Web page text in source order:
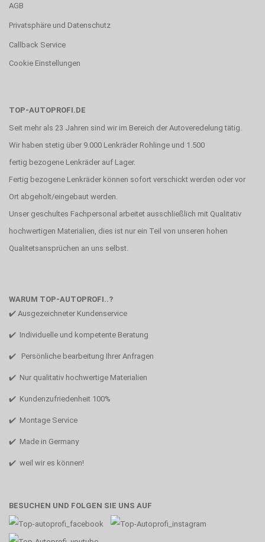
AGB
Privatsphäre und Datenschutz
Callback Service
Cookie Einstellungen
TOP-AUTOPROFI.DE
Seit mehr als 23 Jahren sind wir im Bereich der Autoveredelung tätig.
Wir haben stetig über 9.000 Lenkräder Rohlinge und 1.500
fertig bezogene Lenkräder auf Lager.
Fertig bezogene Lenkräder können sofort verschickt werden oder vor
Ort abgeholt/eingebaut werden.
Unser geschultes Fachpersonal arbeitet ausschließlich mit Qualitativ
hochwertigen Materialien, dies ist nur ein Teil von unseren hohen
Qualitetsansprüchen an uns selbst.
WARUM TOP-AUTOPROFI..?
✔️ Ausgezeichneter Kundenservice
✔️ Individuelle und kompetente Beratung
✔️ Persönliche bearbeitung Ihrer Anfragen
✔️ Nur qualitativ hochwertige Materialien
✔️ Kundenzufriedenheit 100%
✔️ Montage Service
✔️ Made in Germany
✔️ weil wir es können!
BESUCHEN UND FOLGEN SIE UNS AUF